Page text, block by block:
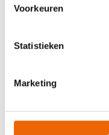
Voorkeuren
Statistieken
Marketing